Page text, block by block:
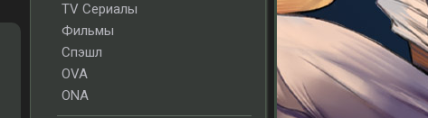
TV Сериалы
Фильмы
Спэшл
OVA
ONA